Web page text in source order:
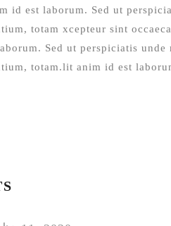
id est laborum. Sed ut
totam xcepteur sint
Sed ut perspiciatis
totam.lit anim id est